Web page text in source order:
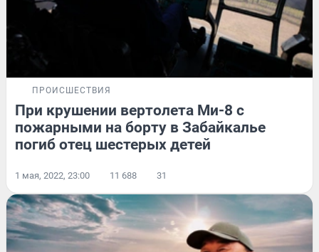
ПРОИСШЕСТВИЯ
При крушении вертолета Ми-8 с
пожарными на борту в Забайкалье
погиб отец шестерых детей
1 мая, 2022, 23:00 11 688 31